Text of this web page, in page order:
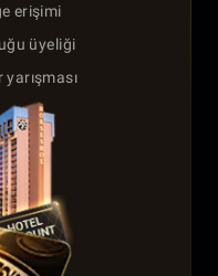
erişimi
üyeliği